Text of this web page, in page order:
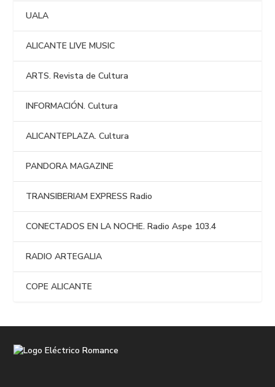
UALA
ALICANTE LIVE MUSIC
ARTS. Revista de Cultura
INFORMACIÓN. Cultura
ALICANTEPLAZA. Cultura
PANDORA MAGAZINE
TRANSIBERIAM EXPRESS Radio
CONECTADOS EN LA NOCHE. Radio Aspe 103.4
RADIO ARTEGALIA
COPE ALICANTE